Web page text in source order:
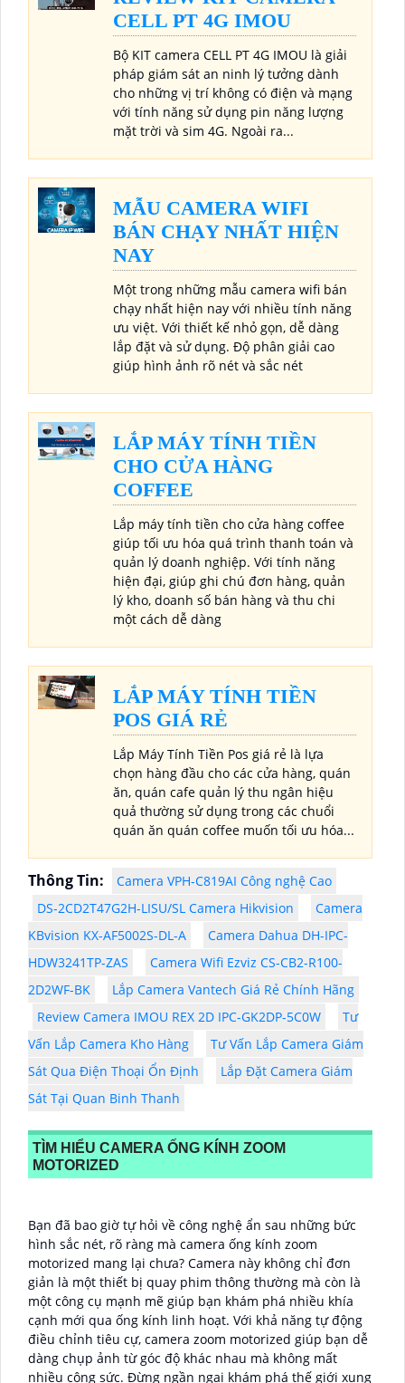
CELL PT 4G IMOU
Bộ KIT camera CELL PT 4G IMOU là giải
pháp giám sát an ninh lý tưởng dành
cho những vị trí không có điện và mạng
với tính năng sử dụng pin năng lượng
mặt trời và sim 4G. Ngoài ra...
MẪU CAMERA WIFI
BÁN CHẠY NHẤT HIỆN
NAY
Một trong những mẫu camera wifi bán
chạy nhất hiện nay với nhiều tính năng
ưu việt. Với thiết kế nhỏ gọn, dễ dàng
lắp đặt và sử dụng. Độ phân giải cao
giúp hình ảnh rõ nét và sắc nét
LẮP MÁY TÍNH TIỀN
CHO CỬA HÀNG
COFFEE
Lắp máy tính tiền cho cửa hàng coffee
giúp tối ưu hóa quá trình thanh toán và
quản lý doanh nghiệp. Với tính năng
hiện đại, giúp ghi chú đơn hàng, quản
lý kho, doanh số bán hàng và thu chi
một cách dễ dàng
LẮP MÁY TÍNH TIỀN
POS GIÁ RẺ
Lắp Máy Tính Tiền Pos giá rẻ là lựa
chọn hàng đầu cho các cửa hàng, quán
ăn, quán cafe quản lý thu ngân hiệu
quả thường sử dụng trong các chuổi
quán ăn quán coffee muốn tối ưu hóa...
Thông Tin:
Camera VPH-C819AI Công nghệ Cao
DS-2CD2T47G2H-LISU/SL Camera Hikvision
Camera
KBvision KX-AF5002S-DL-A
Camera Dahua DH-IPC-
HDW3241TP-ZAS
Camera Wifi Ezviz CS-CB2-R100-
2D2WF-BK
Lắp Camera Vantech Giá Rẻ Chính Hãng
Review Camera IMOU REX 2D IPC-GK2DP-5C0W
Tư
Vấn Lắp Camera Kho Hàng
Tư Vấn Lắp Camera Giám
Sát Qua Điện Thoại Ổn Định
Lắp Đặt Camera Giám
Sát Tại Quan Binh Thanh
TÌM HIỂU CAMERA ỐNG KÍNH ZOOM
MOTORIZED
Bạn đã bao giờ tự hỏi về công nghệ ẩn sau những bức
hình sắc nét, rõ ràng mà camera ống kính zoom
motorized mang lại chưa? Camera này không chỉ đơn
giản là một thiết bị quay phim thông thường mà còn là
một công cụ mạnh mẽ giúp bạn khám phá nhiều khía
cạnh mới qua ống kính linh hoạt. Với khả năng tự động
điều chỉnh tiêu cự, camera zoom motorized giúp bạn dễ
dàng chụp ảnh từ góc độ khác nhau mà không mất
nhiều công sức. Đừng ngần ngại khám phá thế giới xung